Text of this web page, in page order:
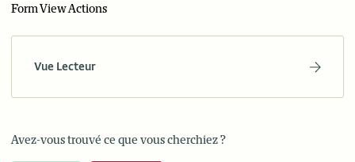
Form View Actions
Vue Lecteur
Avez-vous trouvé ce que vous cherchiez ?